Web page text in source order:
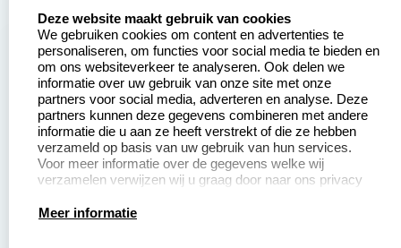
Aanvraag op maat
Betaling &
Verzending
Wederverkoper
worden
Sale
Contact opnemen
Veel gestelde vragen
Retourneren
Herroepingsrecht
Productinformatie:
Deze website maakt gebruik van cookies
We gebruiken cookies om content en advertenties te
personaliseren, om functies voor social media te bieden en
om ons websiteverkeer te analyseren. Ook delen we
informatie over uw gebruik van onze site met onze
partners voor social media, adverteren en analyse. Deze
partners kunnen deze gegevens combineren met andere
informatie die u aan ze heeft verstrekt of die ze hebben
verzameld op basis van uw gebruik van hun services.
Voor meer informatie over de gegevens welke wij
verzamelen verwijzen wij u graag door naar ons privacy
Meer informatie